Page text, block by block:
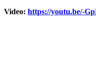
Video: https://youtu.be/-